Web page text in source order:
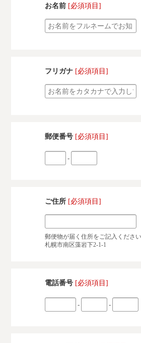
お名前 [必須項目]
フリガナ [必須項目]
郵便番号 [必須項目]
-
ご住所 [必須項目]
郵便物が届く住所をご記入くださ
札幌市南区藻岩下2-1-1
電話番号 [必須項目]
- -